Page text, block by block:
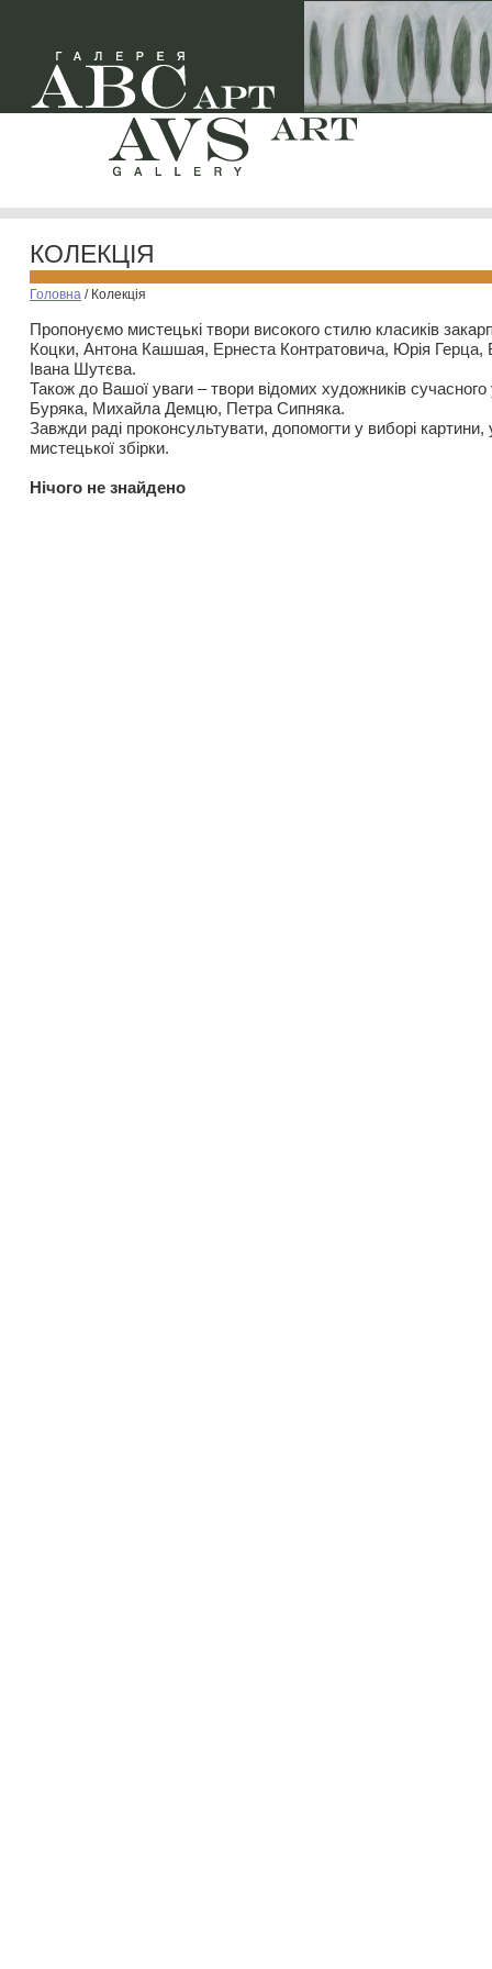
КОЛЕКЦІЯ
Головна / Колекція
Пропонуємо мистецькі твори високого стилю класиків
Коцки, Антона Кашшая, Ернеста Контратовича, Юрія
Івана Шутєва.
Також до Вашої уваги – твори відомих художників
Буряка, Михайла Демцю, Петра Сипняка.
Завжди раді проконсультувати, допомогти у виборі картини,
мистецької збірки.
Нiчого не знайдено